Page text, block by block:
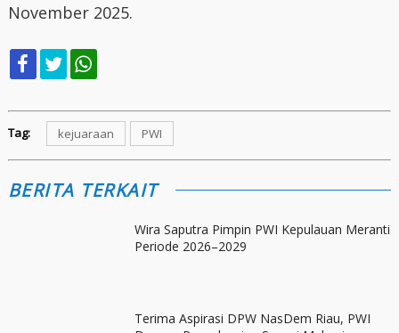
November 2025.
Tag: kejuaraan PWI
BERITA TERKAIT
Wira Saputra Pimpin PWI Kepulauan Meranti
Periode 2026–2029
Terima Aspirasi DPW NasDem Riau, PWI